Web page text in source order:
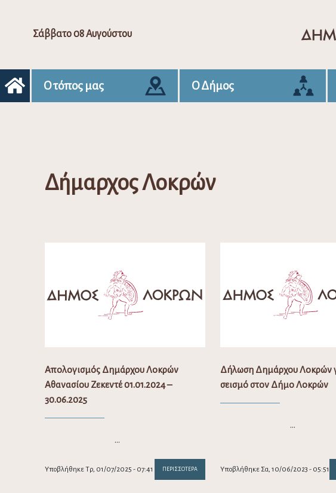
Σάββατο 08 Αυγούστου
Ο τόπος μας Ο Δήμος
Δήμαρχος Λοκρών
Απολογισμός Δημάρχου Λοκρών
Αθανασίου Ζεκεντέ 01.01.2024 –
30.06.2025
…
Υποβλήθηκε Τρ, 01/07/2025 - 07:41 ΠΕΡΙΣΣΌΤΕΡΑ
Δήλωση Δημάρχου Λοκρών
σεισμό στον Δήμο Λοκρών
…
Υποβλήθηκε Σα, 10/06/2023 - 05:51